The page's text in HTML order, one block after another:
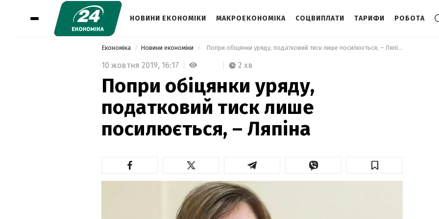
НОВИНИ ЕКОНОМІКИ МАКРОЕКОНОМІКА СОЦВИПЛАТИ ТАРИФИ РОБОТА
Економіка Новини економіки
  Попри обіцянки уряду, податковий тиск лише посилюється, – Ляпіна
10 жовтня 2019, 16:17 2 хв
Попри обіцянки уряду,
податковий тиск лише
посилюється, – Ляпіна